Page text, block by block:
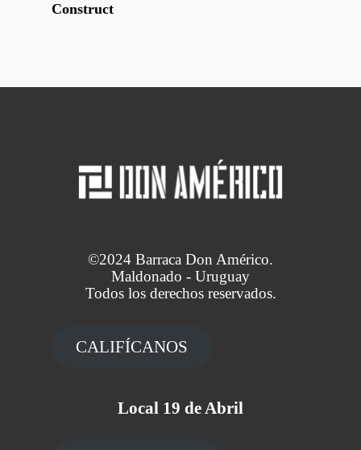
Construct
©2024 Barraca Don Américo.
Maldonado - Uruguay
Todos los derechos reservados.
CALIFÍCANOS
Local 19 de Abril